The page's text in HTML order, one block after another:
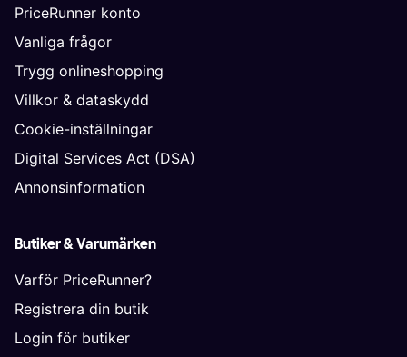
PriceRunner konto
Vanliga frågor
Trygg onlineshopping
Villkor & dataskydd
Cookie-inställningar
Digital Services Act (DSA)
Annonsinformation
Butiker & Varumärken
Varför PriceRunner?
Registrera din butik
Login för butiker